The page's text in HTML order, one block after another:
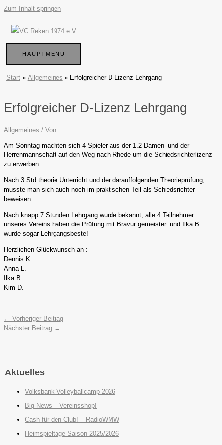
Zum Inhalt springen
HAUPTMENÜ
Start Allgemeines Erfolgreicher D-Lizenz Lehrgang
Erfolgreicher D-Lizenz Lehrgang
Allgemeines / Von
Am Sonntag machten sich 4 Spieler aus der 1,2 Damen- und der
Herrenmannschaft auf den Weg nach Rhede um die Schiedsrichterlizenz
zu erwerben.
Nach 3 Std theorie Unterricht und der darauffolgenden Theorieprüfung,
musste man sich auch noch im praktischen Teil als Schiedsrichter
beweisen.
Nach knapp 7 Stunden Lehrgang wurde bekannt, alle 4 Teilnehmer
unseres Vereins haben die Prüfung mit Bravur gemeistert und Ilka B.
wurde sogar Lehrgangsbeste!
Herzlichen Glückwunsch an :
Dennis K.
Anna L.
Ilka B.
Kim D.
← Vorheriger Beitrag
Nächster Beitrag →
Aktuelles
Volksbank-Volleyballcamp 2026
Big News – Vereinsshop!
Cash für den Club! – RadioWMW
Heimspieltage Saison 2025/2026